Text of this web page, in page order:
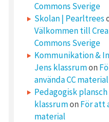
Commons Sverige
Skolan | Pearltrees
Välkommen till
Commons Sverige
Kommunikation &
Jens klassrumon
använda CC material
Pedagogisk plansch
klassrumon För att
material